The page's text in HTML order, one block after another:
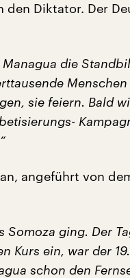
den Diktator. Der
die
sie feiern. Bald
angeführt von
Somoza ging. Der
Kurs ein, war der
schon den